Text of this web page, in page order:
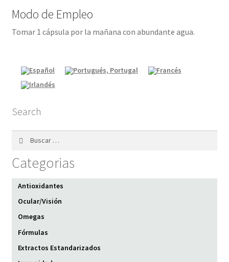
Modo de Empleo
Tomar 1 cápsula por la mañana con abundante agua.
Search
Categorias
Antioxidantes
Ocular/Visión
Omegas
Fórmulas
Extractos Estandarizados